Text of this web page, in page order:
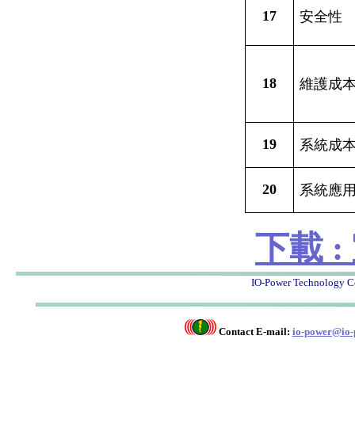
17 安全性
18 維護成
19 系統成
20 系統應
下載 :
IO-Power Technology
Contact E-mail: io-